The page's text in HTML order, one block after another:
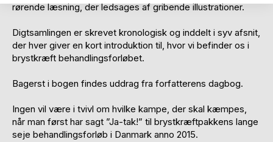
rørende læsning, der ledsages af gribende illustrationer.
Digtsamlingen er skrevet kronologisk og inddelt i syv afsnit,
der hver giver en kort introduktion til, hvor vi befinder os i
brystkræft behandlingsforløbet.
Bagerst i bogen findes uddrag fra forfatterens dagbog.
Ingen vil være i tvivl om hvilke kampe, der skal kæmpes,
når man først har sagt ”Ja-tak!” til brystkræftpakkens lange
seje behandlingsforløb i Danmark anno 2015.